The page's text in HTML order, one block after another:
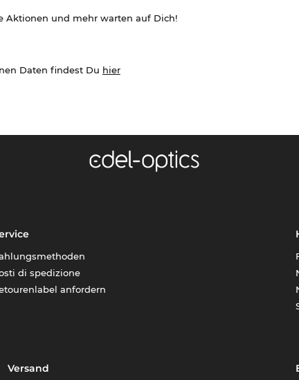
Aktionen und mehr warten auf Dich!
Daten findest Du hier
di spedizione
anfordern
Versand